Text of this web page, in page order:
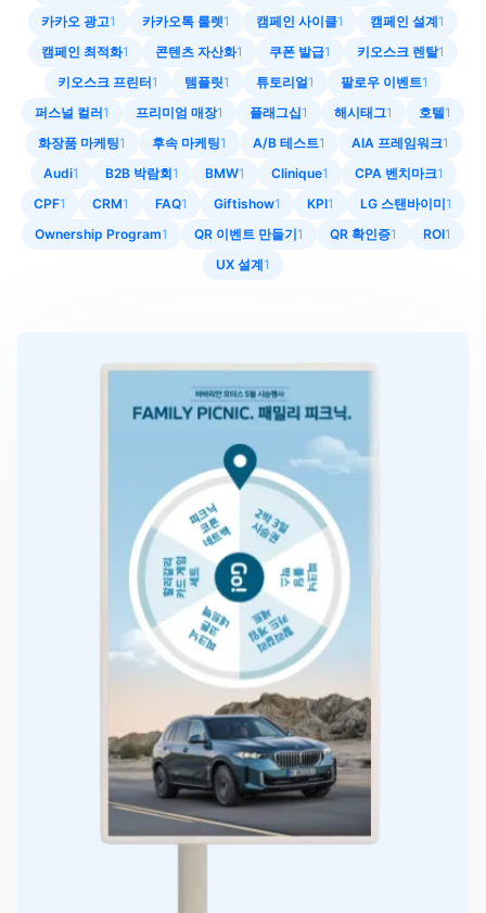
카카오 광고1 카카오톡 룰렛1 캠페인 사이클1 캠페인 설계1
캠페인 최적화1 콘텐츠 자산화1 쿠폰 발급1 키오스크 렌탈1
키오스크 프린터1 템플릿1 튜토리얼1 팔로우 이벤트1
퍼스널 컬러1 프리미엄 매장1 플래그십1 해시태그1 호텔1
화장품 마케팅1 후속 마케팅1 A/B 테스트1 AIA 프레임워크1
Audi1 B2B 박람회1 BMW1 Clinique1 CPA 벤치마크1
CPF1 CRM1 FAQ1 Giftishow1 KPI1 LG 스탠바이미1
Ownership Program1 QR 이벤트 만들기1 QR 확인증1 ROI1
UX 설계1